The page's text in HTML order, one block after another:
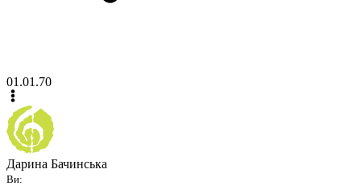
01.01.70
Дарина Бачинська
Ви: